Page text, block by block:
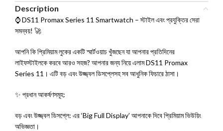
Description
⌚ DS11 Promax Series 11 Smartwatch – স্টাইল এবং প্রযুক্তির সেরা
সমন্বয়! 🚀
আপনি কি প্রিমিয়াম লুকের একটি স্মার্টওয়াচ খুঁজছেন যা আপনার প্রতিদিনের
লাইফস্টাইলকে করবে আরও সহজ? আপনার জন্য নিয়ে এলাম DS11 Promax
Series 11। এটি বড় এবং উজ্জ্বল ডিসপ্লেসহ সব আধুনিক ফিচারে ঠাসা।
✨ প্রধান আকর্ষণসমূহ:
বড় এবং উজ্জ্বল ডিসপ্লে: এর ‘Big Full Display’ আপনাকে দিবে প্রিমিয়াম ভিউয়িং
অভিজ্ঞতা।